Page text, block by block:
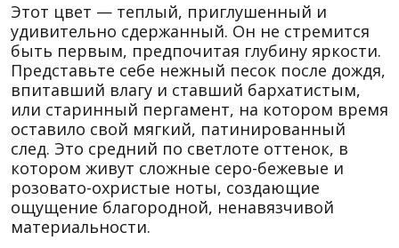
Этот цвет — теплый, приглушенный и
удивительно сдержанный. Он не стремится
быть первым, предпочитая глубину яркости.
Представьте себе нежный песок после дождя,
впитавший влагу и ставший бархатистым,
или старинный пергамент, на котором время
оставило свой мягкий, патинированный
след. Это средний по светлоте оттенок, в
котором живут сложные серо-бежевые и
розовато-охристые ноты, создающие
ощущение благородной, ненавязчивой
материальности.